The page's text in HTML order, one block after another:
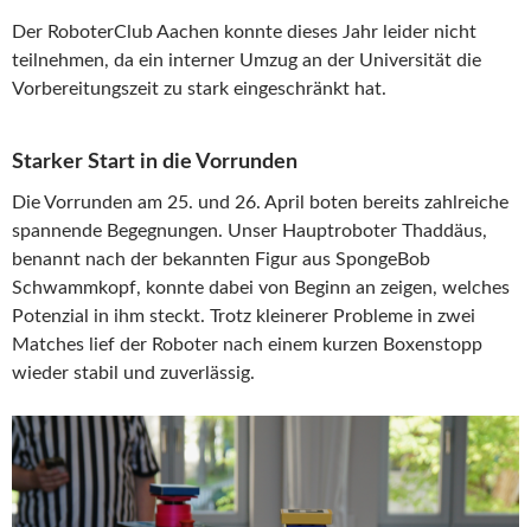
Der RoboterClub Aachen konnte dieses Jahr leider nicht
teilnehmen, da ein interner Umzug an der Universität die
Vorbereitungszeit zu stark eingeschränkt hat.
Starker Start in die Vorrunden
Die Vorrunden am 25. und 26. April boten bereits zahlreiche
spannende Begegnungen. Unser Hauptroboter Thaddäus,
benannt nach der bekannten Figur aus SpongeBob
Schwammkopf, konnte dabei von Beginn an zeigen, welches
Potenzial in ihm steckt. Trotz kleinerer Probleme in zwei
Matches lief der Roboter nach einem kurzen Boxenstopp
wieder stabil und zuverlässig.